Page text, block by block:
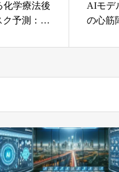
化学療法後
ク予測：基
AIモデ
の心筋